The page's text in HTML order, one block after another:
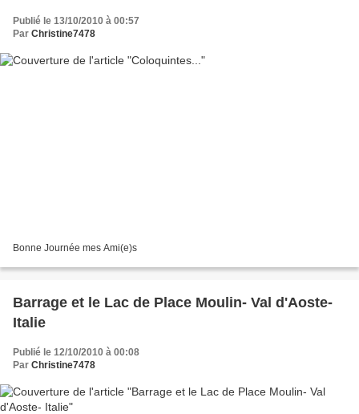
Publié le 13/10/2010 à 00:57
Par Christine7478
Bonne Journée mes Ami(e)s
Barrage et le Lac de Place Moulin- Val d'Aoste-
Italie
Publié le 12/10/2010 à 00:08
Par Christine7478